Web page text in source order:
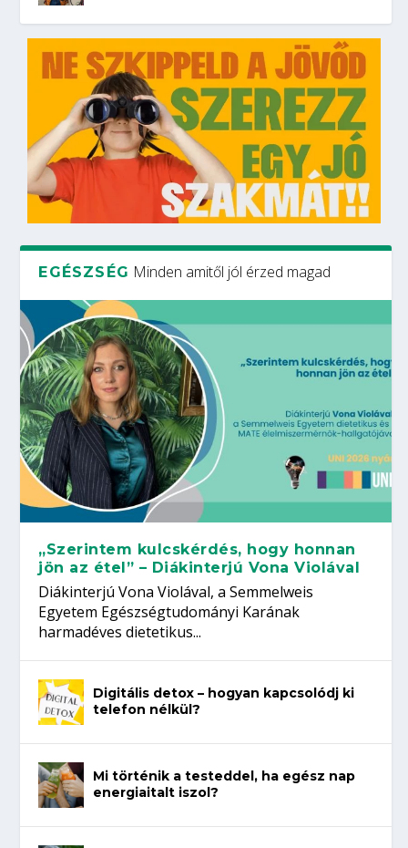
EGÉSZSÉG Minden amitől jól érzed magad
„Szerintem kulcskérdés, hogy honnan
jön az étel” – Diákinterjú Vona Violával
Diákinterjú Vona Violával, a Semmelweis
Egyetem Egészségtudományi Karának
harmadéves dietetikus...
Digitális detox – hogyan kapcsolódj ki
telefon nélkül?
Mi történik a testeddel, ha egész nap
energiaitalt iszol?